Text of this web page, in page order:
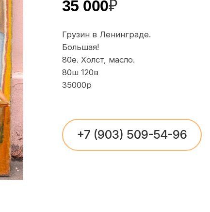
35 000₽
Грузин в Ленинграде.
Большая!
80е. Холст, масло.
80ш 120в
35000р
+7 (903) 509-54-96